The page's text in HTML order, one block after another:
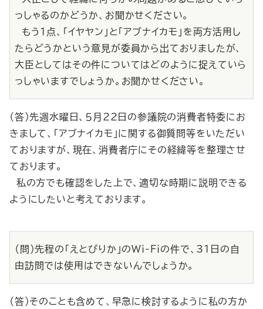
っしゃるのかどうか、お聞かせください。
もう１点、「イヤヤン」と「アブナイカモ」を両方活用し
たらどうかという意見が委員から出ておりましたが、
大臣としてはその件についてはどのように捉えていら
っしゃいますでしょうか。お聞かせください。
（答）先週水曜日、５月22日の参議院の消費者特委にお
きまして、「アブナイカモ」に関する御質問等をいただい
ておりますが、現在、消費者庁にその経緯等を整理させ
ております。
私の方でも確認をした上で、適切な時期に説明できる
ようにしたいと考えております。
（問）先程の「えとぴりか」のWi‐Fiの件で、31日の自
由訪問では使用はできないんでしょうか。
（答）そのことも含めて、早急に検討するように私の方か